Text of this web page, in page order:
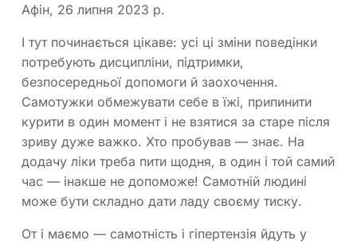
Афін, 26 липня 2023 р.
І тут починається цікаве: усі ці зміни поведінки
потребують дисципліни, підтримки,
безпосередньої допомоги й заохочення.
Самотужки обмежувати себе в їжі, припинити
курити в один момент і не взятися за старе після
зриву дуже важко. Хто пробував — знає. На
додачу ліки треба пити щодня, в один і той самий
час — інакше не допоможе! Самотній людині
може бути складно дати ладу своєму тиску.
От і маємо — самотність і гіпертензія йдуть у